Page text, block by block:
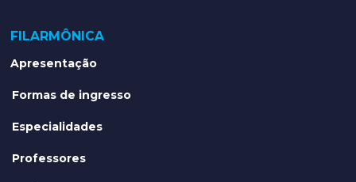
FILARMÔNICA
Apresentação
Formas de ingresso
Especialidades
Professores